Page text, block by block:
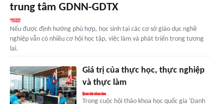
trung tâm GDNN-GDTX
Nếu được định hướng phù hợp, học sinh tại các cơ sở giáo dục nghề
nghiệp vẫn có nhiều cơ hội học tập, việc làm và phát triển trong tương
lai.
Giá trị của thực học, thực nghiệp
và thực làm
Trong cuộc hội thảo khoa học quốc gia 'Danh